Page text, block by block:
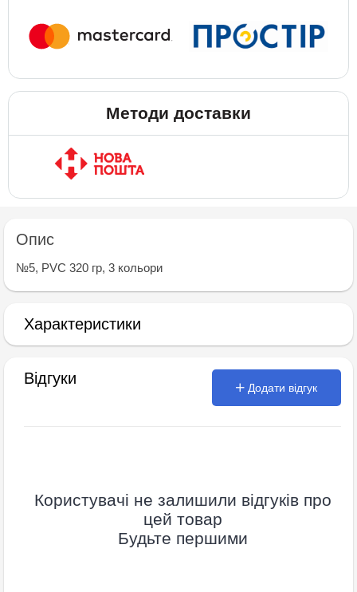
Методи доставки
Опис
№5, PVC 320 гр, 3 кольори
Характеристики
Відгуки
Додати відгук
Користувачі не залишили відгуків про
цей товар
Будьте першими